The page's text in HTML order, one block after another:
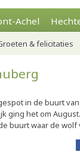
Achel
& felicitaties
in de buurt
ging het om
buurt waar de